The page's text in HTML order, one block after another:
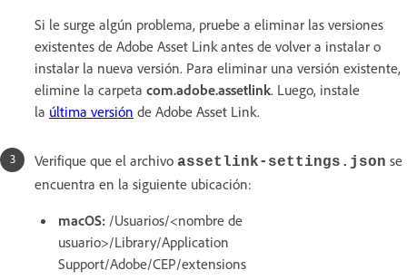
Si le surge algún problema, pruebe a eliminar las versiones
existentes de Adobe Asset Link antes de volver a instalar o
instalar la nueva versión. Para eliminar una versión existente,
elimine la carpeta com.adobe.assetlink. Luego, instale
la última versión de Adobe Asset Link.
Verifique que el archivo assetlink-settings.json se
encuentra en la siguiente ubicación:
macOS: /Usuarios/<nombre de
usuario>/Library/Application
Support/Adobe/CEP/extensions